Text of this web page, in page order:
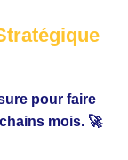
pour faire
mois. 🚀